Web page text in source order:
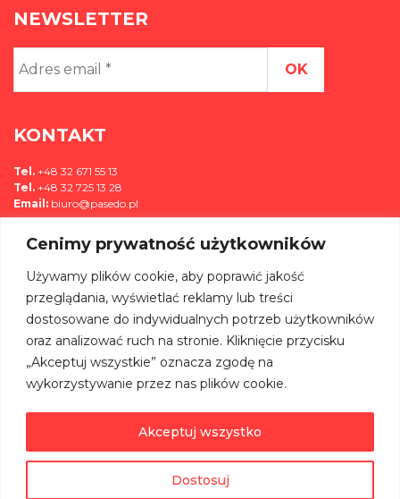
Cenimy prywatność użytkowników
Używamy plików cookie, aby poprawić jakość
przeglądania, wyświetlać reklamy lub treści
dostosowane do indywidualnych potrzeb użytkowników
oraz analizować ruch na stronie. Kliknięcie przycisku
„Akceptuj wszystkie” oznacza zgodę na
wykorzystywanie przez nas plików cookie.
Dostosuj
Akceptuj wszystko
NEWSLETTER
email
*
KONTAKT
Tel. +48 32 671 55 13
Tel. +48 32 725 13 28
Email: biuro@pasedo.pl
ul. Przemysłowa 11
MEDIA
DOŁĄCZ DO NAS NA: